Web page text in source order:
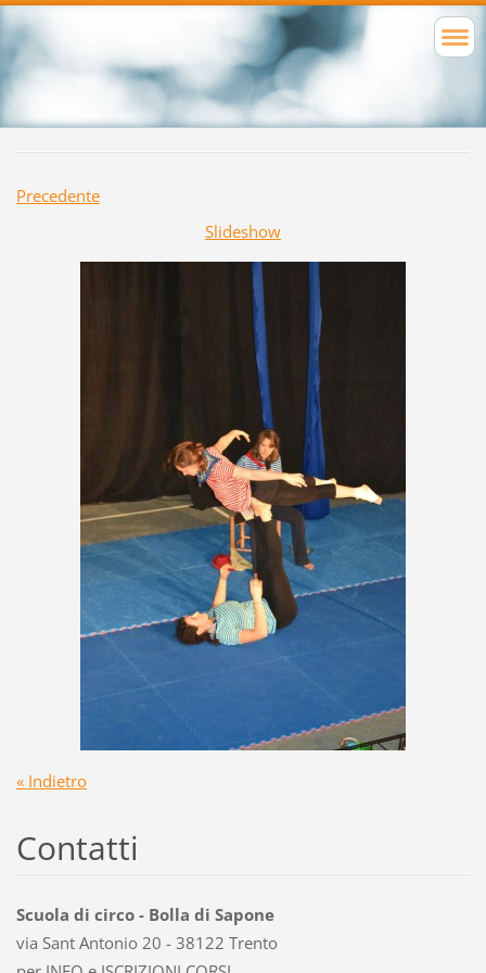
Precedente
Slideshow
« Indietro
Contatti
Scuola di circo - Bolla di Sapone
via Sant Antonio 20 - 38122 Trento